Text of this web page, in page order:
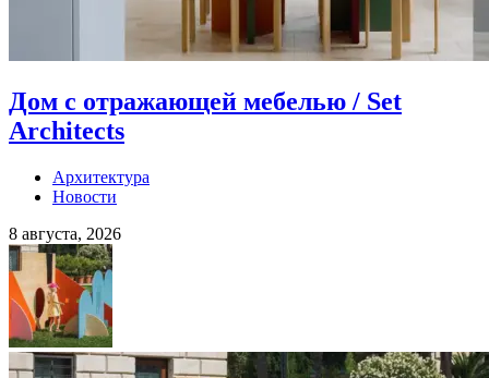
Дом с отражающей мебелью / Set
Architects
Архитектура
Новости
8 августа, 2026